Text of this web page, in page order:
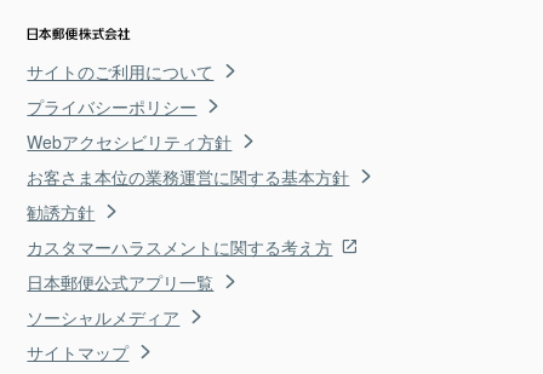
サイトのご利用について
プライバシーポリシー
Webアクセシビリティ方針
お客さま本位の業務運営に関する基本方針
勧誘方針
カスタマーハラスメントに関する考え方
日本郵便公式アプリ一覧
ソーシャルメディア
サイトマップ